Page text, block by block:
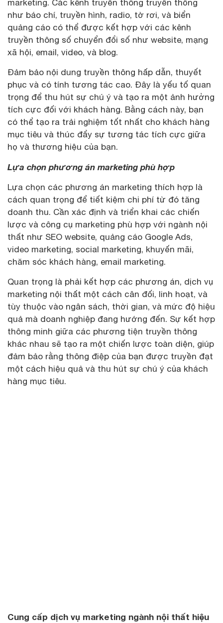
marketing. Các kênh truyền thông truyền thống
như báo chí, truyền hình, radio, tờ rơi, và biển
quảng cáo có thể được kết hợp với các kênh
truyền thông số chuyển đổi số như website, mạng
xã hội, email, video, và blog.
Đảm bảo nội dung truyền thông hấp dẫn, thuyết
phục và có tính tương tác cao. Đây là yếu tố quan
trọng để thu hút sự chú ý và tạo ra một ảnh hưởng
tích cực đối với khách hàng. Bằng cách này, bạn
có thể tạo ra trải nghiệm tốt nhất cho khách hàng
mục tiêu và thúc đẩy sự tương tác tích cực giữa
họ và thương hiệu của bạn.
Lựa chọn phương án marketing phù hợp
Lựa chọn các phương án marketing thích hợp là
cách quan trọng để tiết kiệm chi phí từ đó tăng
doanh thu. Cần xác định và triển khai các chiến
lược và công cụ marketing phù hợp với ngành nội
thất như SEO website, quảng cáo Google Ads,
video marketing, social marketing, khuyến mãi,
chăm sóc khách hàng, email marketing.
Quan trọng là phải kết hợp các phương án, dịch vụ
marketing nội thất một cách cân đối, linh hoạt, và
tùy thuộc vào ngân sách, thời gian, và mức độ hiệu
quả mà doanh nghiệp đang hướng đến. Sự kết hợp
thông minh giữa các phương tiện truyền thông
khác nhau sẽ tạo ra một chiến lược toàn diện, giúp
đảm bảo rằng thông điệp của bạn được truyền đạt
một cách hiệu quả và thu hút sự chú ý của khách
hàng mục tiêu.
Cung cấp dịch vụ marketing ngành nội thất hiệu